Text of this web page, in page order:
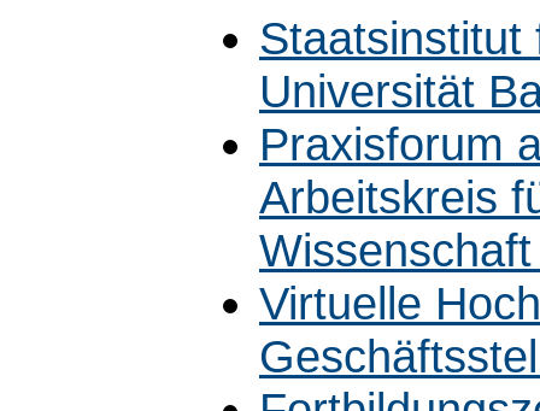
Staatsinstitut
Universität
Praxisforum
Arbeitskreis
Virtuelle